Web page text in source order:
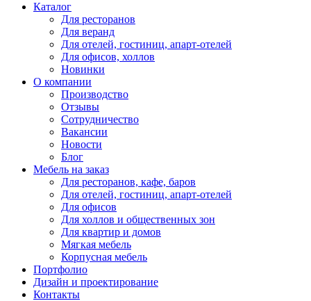
Каталог
Для ресторанов
Для веранд
Для отелей, гостиниц, апарт-отелей
Для офисов, холлов
Новинки
О компании
Производство
Отзывы
Сотрудничество
Вакансии
Новости
Блог
Мебель на заказ
Для ресторанов, кафе, баров
Для отелей, гостиниц, апарт-отелей
Для офисов
Для холлов и общественных зон
Для квартир и домов
Мягкая мебель
Корпусная мебель
Портфолио
Дизайн и проектирование
Контакты